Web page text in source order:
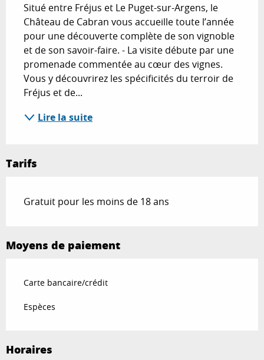
Situé entre Fréjus et Le Puget-sur-Argens, le
Château de Cabran vous accueille toute l’année
pour une découverte complète de son vignoble
et de son savoir-faire. - La visite débute par une
promenade commentée au cœur des vignes.
Vous y découvrirez les spécificités du terroir de
Fréjus et de...
Lire la suite
Tarifs
Gratuit pour les moins de 18 ans
Moyens de paiement
Carte bancaire/crédit
Espèces
Horaires